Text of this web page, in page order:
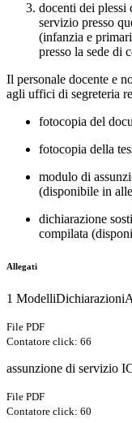
docenti dei plessi
servizio presso
(infanzia e
presso la sede di
Il personale docente e
agli uffici di segreteria
fotocopia del
fotocopia della
modulo di
(disponibile in
dichiarazione
compilata
Allegati
1
File PDF
Contatore click: 66
assunzione di servizio
File PDF
Contatore click: 60